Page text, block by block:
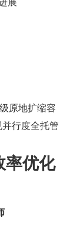
原地扩缩容
行度全托管
优化